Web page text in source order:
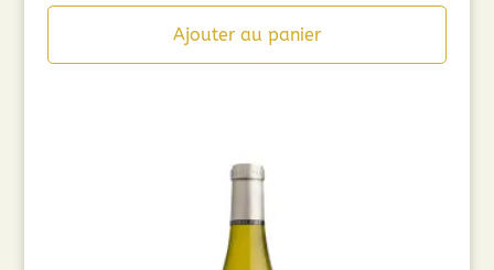
Ajouter au panier